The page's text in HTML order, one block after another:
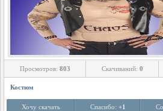
Просмотров: 803 Скачиваний: 0
Костюм
Хочу скачать Спасибо: +1